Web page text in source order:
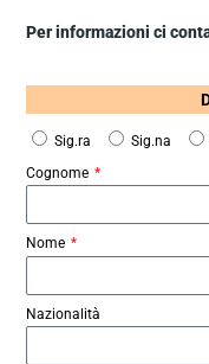
Per informazioni ci
Sig.ra Sig.na
Cognome
Nome
Nazionalità